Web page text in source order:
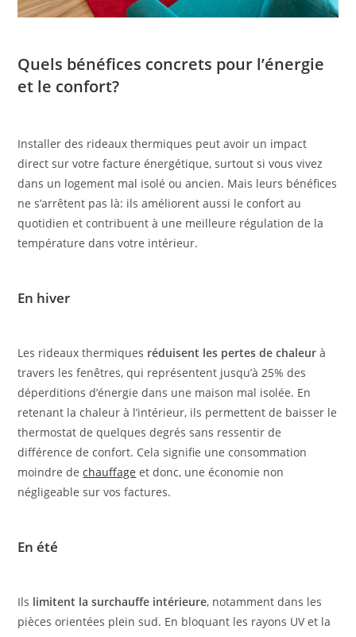
Quels bénéfices concrets pour l’énergie
et le confort?
Installer des rideaux thermiques peut avoir un impact
direct sur votre facture énergétique, surtout si vous vivez
dans un logement mal isolé ou ancien. Mais leurs bénéfices
ne s’arrêtent pas là: ils améliorent aussi le confort au
quotidien et contribuent à une meilleure régulation de la
température dans votre intérieur.
En hiver
Les rideaux thermiques réduisent les pertes de chaleur à
travers les fenêtres, qui représentent jusqu’à 25% des
déperditions d’énergie dans une maison mal isolée. En
retenant la chaleur à l’intérieur, ils permettent de baisser le
thermostat de quelques degrés sans ressentir de
différence de confort. Cela signifie une consommation
moindre dechauffage et donc, une économie non
négligeable sur vos factures.
En été
Ils limitent la surchauffe intérieure, notamment dans les
pièces orientées plein sud. En bloquant les rayons UV et la